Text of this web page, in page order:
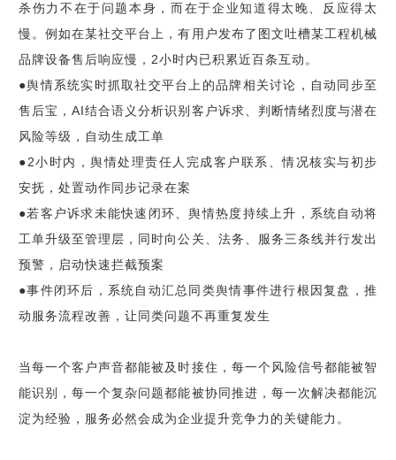
杀伤力不在于问题本身，而在于企业知道得太晚、反应得太
慢。例如在某社交平台上，有用户发布了图文吐槽某工程机械
品牌设备售后响应慢，2小时内已积累近百条互动。
●舆情系统实时抓取社交平台上的品牌相关讨论，自动同步至
售后宝，AI结合语义分析识别客户诉求、判断情绪烈度与潜在
风险等级，自动生成工单
●2小时内，舆情处理责任人完成客户联系、情况核实与初步
安抚，处置动作同步记录在案
●若客户诉求未能快速闭环、舆情热度持续上升，系统自动将
工单升级至管理层，同时向公关、法务、服务三条线并行发出
预警，启动快速拦截预案
●事件闭环后，系统自动汇总同类舆情事件进行根因复盘，推
动服务流程改善，让同类问题不再重复发生
当每一个客户声音都能被及时接住，每一个风险信号都能被智
能识别，每一个复杂问题都能被协同推进，每一次解决都能沉
淀为经验，服务必然会成为企业提升竞争力的关键能力。